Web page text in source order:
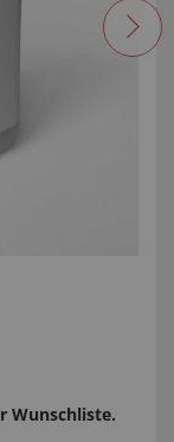
Wunschliste.